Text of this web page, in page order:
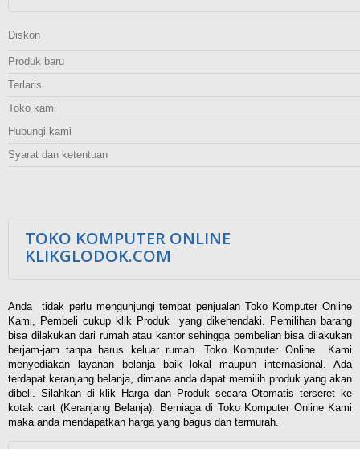
Diskon
Produk baru
Terlaris
Toko kami
Hubungi kami
Syarat dan ketentuan
TOKO KOMPUTER ONLINE
KLIKGLODOK.COM
Anda tidak perlu mengunjungi tempat penjualan Toko Komputer Online
Kami, Pembeli cukup klik Produk yang dikehendaki. Pemilihan barang
bisa dilakukan dari rumah atau kantor sehingga pembelian bisa dilakukan
berjam-jam tanpa harus keluar rumah. Toko Komputer Online Kami
menyediakan layanan belanja baik lokal maupun internasional. Ada
terdapat keranjang belanja, dimana anda dapat memilih produk yang akan
dibeli. Silahkan di klik Harga dan Produk secara Otomatis terseret ke
kotak cart (Keranjang Belanja). Berniaga di Toko Komputer Online Kami
maka anda mendapatkan harga yang bagus dan termurah.